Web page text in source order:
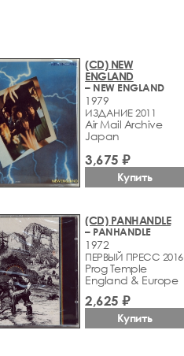
(CD) NEW
ENGLAND
– NEW ENGLAND
1979
ИЗДАНИЕ 2011
Air Mail Archive
Japan
3,675 ₽
Купить
(CD) PANHANDLE
– PANHANDLE
1972
ПЕРВЫЙ ПРЕСС 2016
Prog Temple
England & Europe
2,625 ₽
Купить